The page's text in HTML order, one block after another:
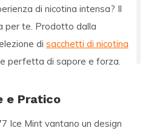
di nicotina intensa? Il
per te. Prodotto dalla
di sacchetti di nicotina
perfetta di sapore e forza.
e Pratico
Ice Mint vantano un design